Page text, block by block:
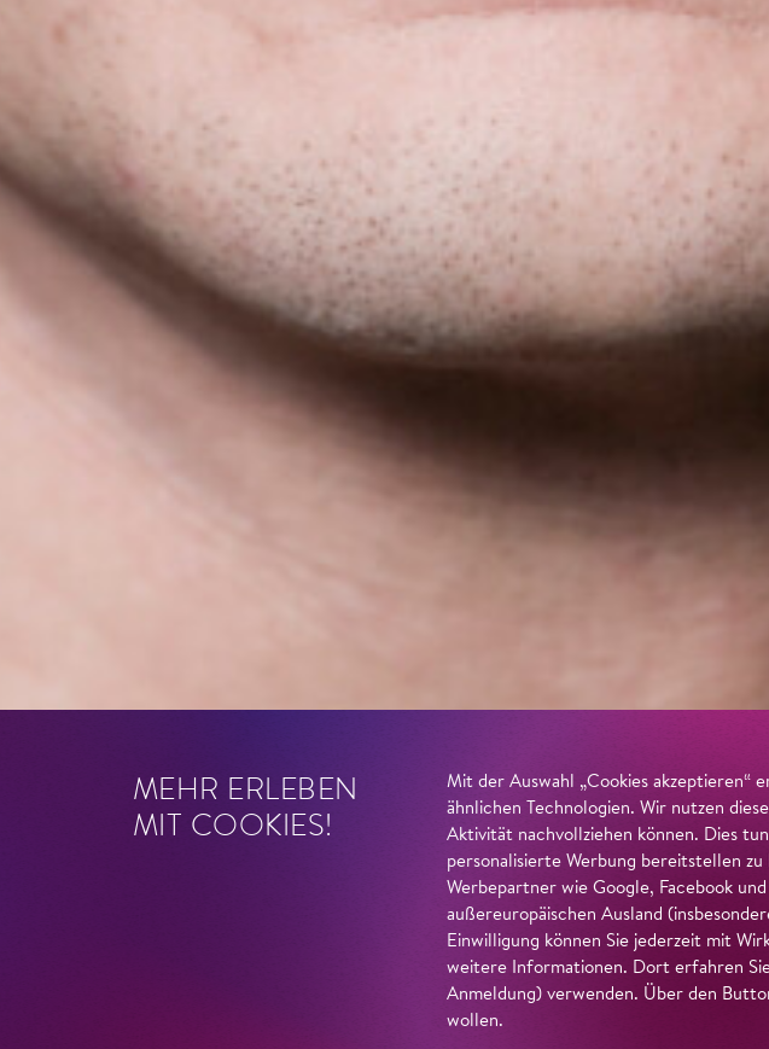
MEHR ERLEBEN
MIT COOKIES!
Mit der Auswahl „Cookies akzeptieren“
ähnlichen Technologien. Wir nutzen
Aktivität nachvollziehen können. Dies
personalisierte Werbung bereitstellen
Werbepartner wie Google, Facebook
außereuropäischen Ausland
Einwilligung können Sie jederzeit mit
weitere Informationen. Dort erfahren
Anmeldung) verwenden. Über den
wollen.